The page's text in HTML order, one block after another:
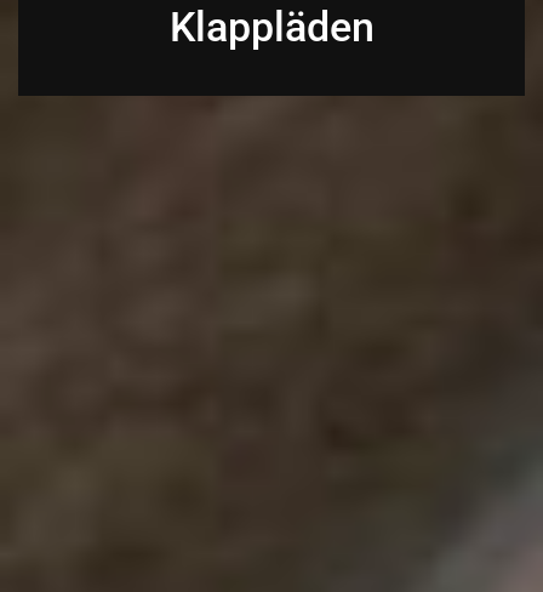
Klappläden